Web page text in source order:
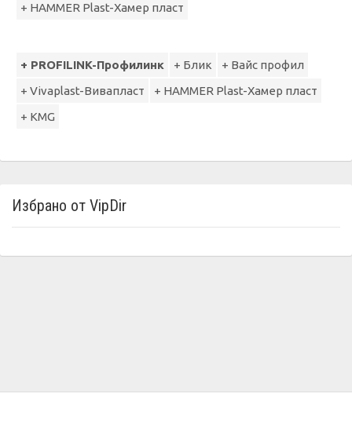
+ HAMMER Plast-Хамер пласт
+ PROFILINK-Профилинк + Блик
+ Вайс профил
+ Vivaplast-Вивапласт
+ HAMMER Plast-Хамер пласт
+ КМG
Избрано от VipDir